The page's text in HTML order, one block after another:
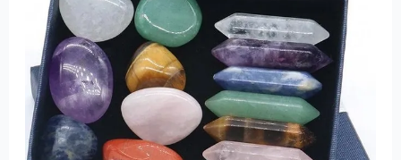
резонують
вашими
енергоцентрами